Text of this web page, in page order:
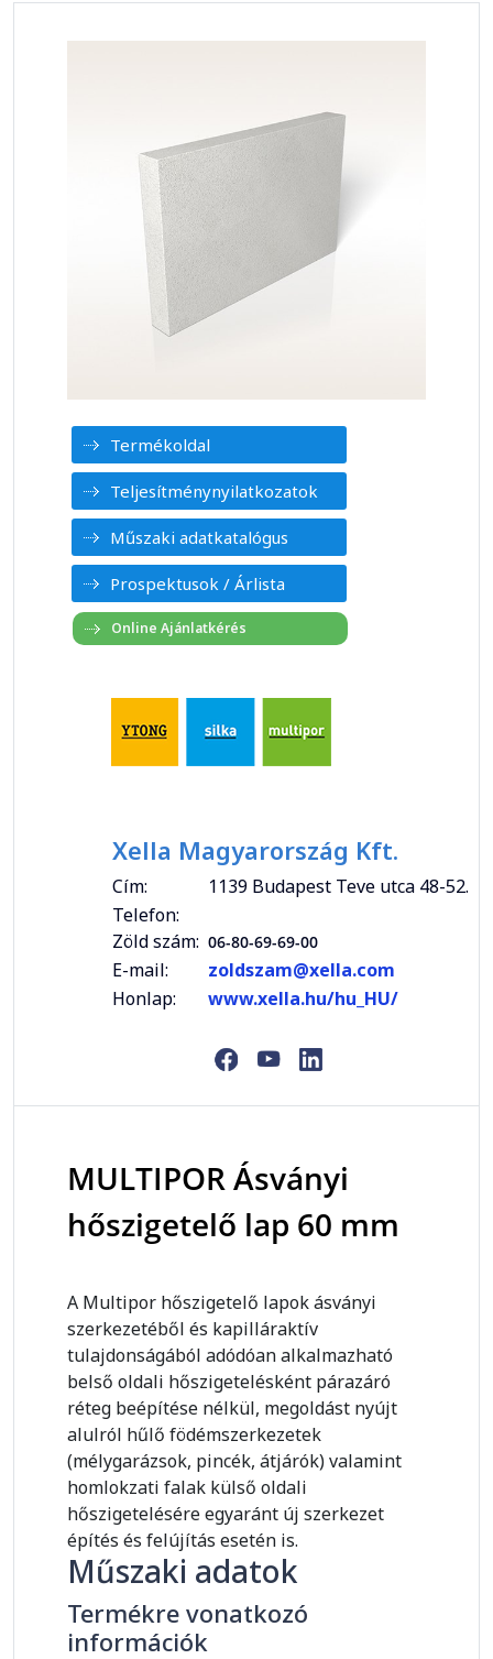
Termékoldal
Teljesítménynyilatkozatok
Műszaki adatkatalógus
Prospektusok / Árlista
Xella Magyarország Kft.
Cím:
1139 Budapest Teve utca 48-52.
Telefon:
Zöld szám: 06-80-69-69-00
E-mail:
zoldszam@xella.com
Honlap:
www.xella.hu/hu_HU/
MULTIPOR Ásványi
hőszigetelő lap 60 mm
A Multipor hőszigetelő lapok ásványi
szerkezetéből és kapilláraktív
tulajdonságából adódóan alkalmazható
belső oldali hőszigetelésként párazáró
réteg beépítése nélkül, megoldást nyújt
alulról hűlő födémszerkezetek
(mélygarázsok, pincék, átjárók) valamint
homlokzati falak külső oldali
hőszigetelésére egyaránt új szerkezet
építés és felújítás esetén is.
Műszaki adatok
Termékre vonatkozó
információk